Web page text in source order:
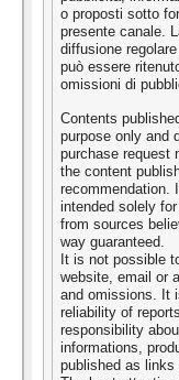
o proposti sotto
presente canale.
diffusione
può essere
omissioni di
Contents
purpose only and
purchase request
the content
recommendation.
intended solely
from sources
way guaranteed.
It is not possible
website, email or
and omissions. It
reliability of
responsibility
informations,
published as links